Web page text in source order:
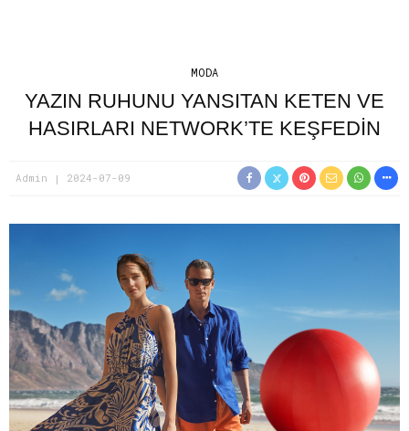
MODA
YAZIN RUHUNU YANSITAN KETEN VE
HASIRLARI NETWORK’TE KEŞFEDIN
Admin 2024-07-09